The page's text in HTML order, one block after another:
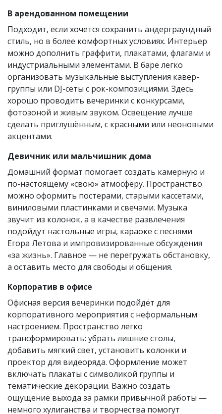
В арендованном помещении
Подходит, если хочется сохранить андерграундный
стиль, но в более комфортных условиях. Интерьер
можно дополнить граффити, плакатами, флагами и
индустриальными элементами. В баре легко
организовать музыкальные выступления кавер-
группы или DJ-сеты с рок-композициями. Здесь
хорошо проводить вечеринки с конкурсами,
фотозоной и живым звуком. Освещение лучше
сделать приглушённым, с красными или неоновыми
акцентами.
Девичник или мальчишник дома
Домашний формат помогает создать камерную и
по-настоящему «свою» атмосферу. Пространство
можно оформить постерами, старыми кассетами,
виниловыми пластинками и свечами. Музыка
звучит из колонок, а в качестве развлечения
подойдут настольные игры, караоке с песнями
Егора Летова и импровизированные обсуждения
«за жизнь». Главное — не перегружать обстановку,
а оставить место для свободы и общения.
Корпоратив в офисе
Офисная версия вечеринки подойдёт для
корпоративного мероприятия с неформальным
настроением. Пространство легко
трансформировать: убрать лишние столы,
добавить мягкий свет, установить колонки и
проектор для видеоряда. Оформление может
включать плакаты с символикой группы и
тематические декорации. Важно создать
ощущение выхода за рамки привычной работы —
немного хулиганства и творчества помогут